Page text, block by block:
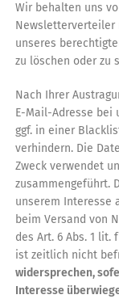
Wir behalten uns
Newsletterverteiler
unseres
zu löschen oder zu
Nach Ihrer
E-Mail-Adresse bei
ggf. in einer
verhindern. Die
Zweck verwendet
zusammengeführt.
unserem Interesse
beim Versand von
des Art. 6 Abs. 1 lit.
ist zeitlich nicht
widersprechen,
Interesse